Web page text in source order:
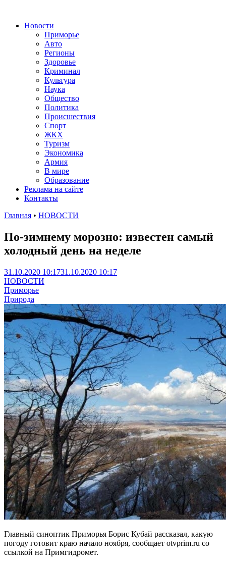
Новости
Приморье
Авто
Регионы
Здоровье
Криминал
Культура
Наука
Общество
Политика
Происшествия
Спорт
ЖКХ
Туризм
Экономика
Армия
В мире
Образование
Реклама на сайте
Контакты
Главная • НОВОСТИ
По-зимнему морозно: известен самый
холодный день на неделе
31.10.2020 10:1731.10.2020 10:17
НОВОСТИ
Приморье
Природа
Главный синоптик Приморья Борис Кубай рассказал, какую
погоду готовит краю начало ноября, сообщает otvprim.ru со
ссылкой на Примгидромет.